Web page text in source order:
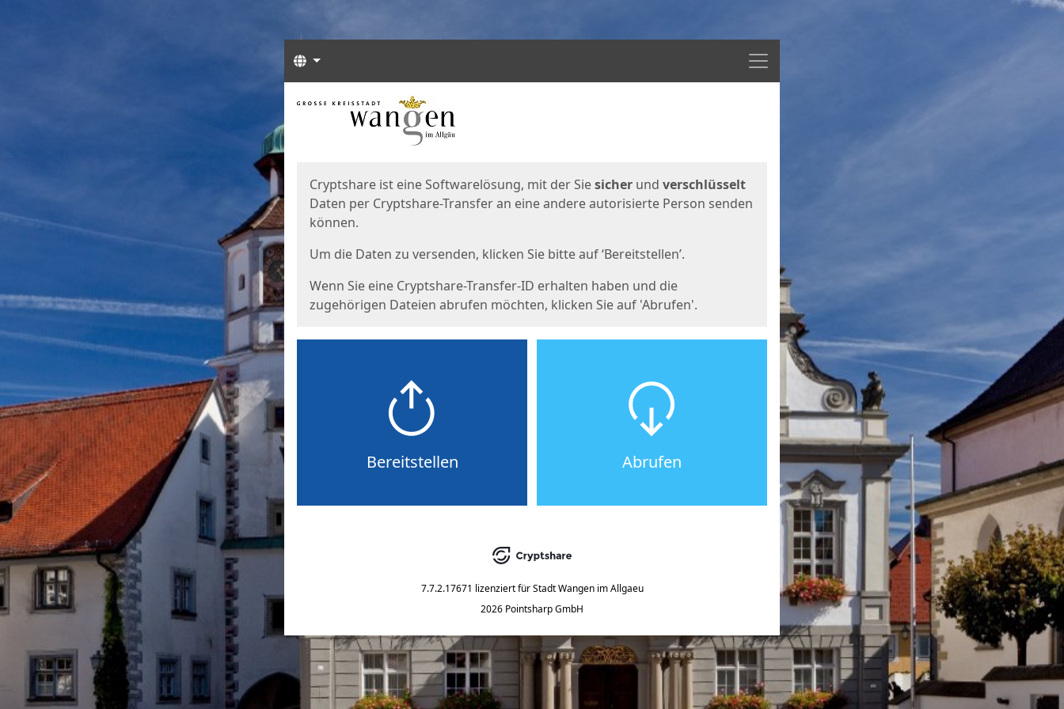
Menü
Sprachen
Start
Cryptshare ist eine Softwarelösung, mit der Siesicher und verschlüsselt
Daten per Cryptshare-Transfer an eine andere autorisierte Person senden
können.
Um die Daten zu versenden, klicken Sie bitte auf ‘Bereitstellen’.
Wenn Sie eine Cryptshare-Transfer-ID erhalten haben und die
zugehörigen Dateien abrufen möchten, klicken Sie auf 'Abrufen'.
Bereitstellen Abrufen
7.7.2.17671 lizenziert für Stadt Wangen im Allgaeu
2026 Pointsharp GmbH